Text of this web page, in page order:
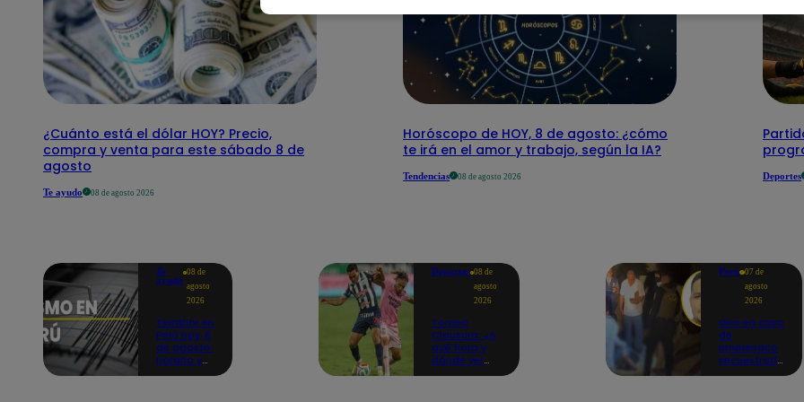
¿Cuánto está el dólar HOY? Precio,
compra y venta para este sábado 8 de
agosto
Te ayudo 08 de agosto 2026
Horóscopo de HOY, 8 de agosto: ¿cómo
te irá en el amor y trabajo, según la IA?
Tendencias 08 de agosto 2026 Deportes
Te
ayudo
08 de
agosto
2026
Temblor en
Perú hoy, 8
de agosto:
horario y
Deportes 08 de
agosto
2026
Torneo
Clausura: ¿A
qué hora y
dónde ver
Perú 07 de
agosto
2026
Giro en caso
de
empresario
secuestrado